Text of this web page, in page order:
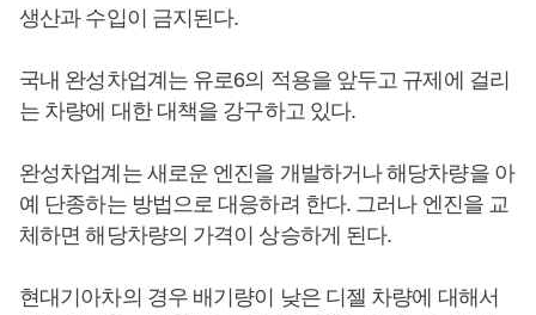
생산과 수입이 금지된다.
국내 완성차업계는 유로6의 적용을 앞두고 규제에 걸리
는 차량에 대한 대책을 강구하고 있다.
완성차업계는 새로운 엔진을 개발하거나 해당차량을 아
예 단종하는 방법으로 대응하려 한다. 그러나 엔진을 교
체하면 해당차량의 가격이 상승하게 된다.
현대기아차의 경우 배기량이 낮은 디젤 차량에 대해서